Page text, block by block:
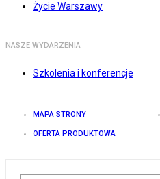
Życie Warszawy
NASZE WYDARZENIA
Szkolenia i konferencje
MAPA STRONY
OFERTA PRODUKTOWA